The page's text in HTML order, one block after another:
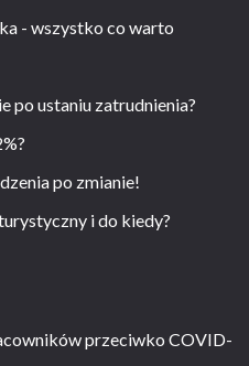
- wszystko co warto
po ustaniu zatrudnienia?
po zmianie!
i do kiedy?
przeciwko COVID-